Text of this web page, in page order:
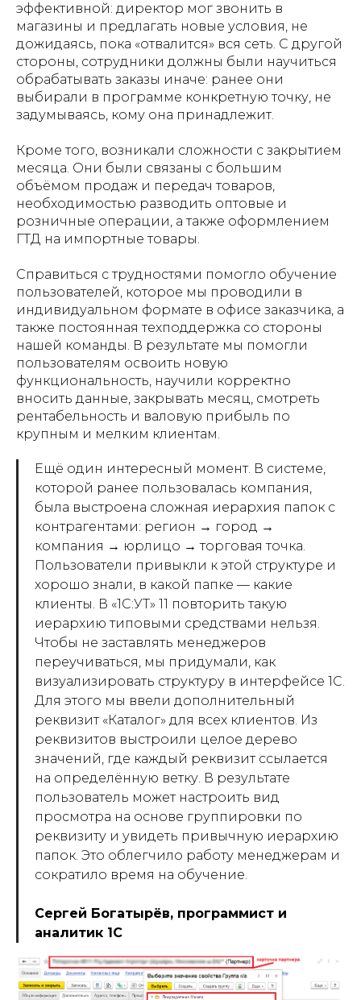
эффективной: директор мог звонить в
магазины и предлагать новые условия, не
дожидаясь, пока «отвалится» вся сеть. С другой
стороны, сотрудники должны были научиться
обрабатывать заказы иначе: ранее они
выбирали в программе конкретную точку, не
задумываясь, кому она принадлежит.
Кроме того, возникали сложности с закрытием
месяца. Они были связаны с большим
объёмом продаж и передач товаров,
необходимостью разводить оптовые и
розничные операции, а также оформлением
ГТД на импортные товары.
Справиться с трудностями помогло обучение
пользователей, которое мы проводили в
индивидуальном формате в офисе заказчика, а
также постоянная техподдержка со стороны
нашей команды. В результате мы помогли
пользователям освоить новую
функциональность, научили корректно
вносить данные, закрывать месяц, смотреть
рентабельность и валовую прибыль по
крупным и мелким клиентам.
Ещё один интересный момент. В системе,
которой ранее пользовалась компания,
была выстроена сложная иерархия папок с
контрагентами: регион → город →
компания → юрлицо → торговая точка.
Пользователи привыкли к этой структуре и
хорошо знали, в какой папке — какие
клиенты. В «1С:УТ» 11 повторить такую
иерархию типовыми средствами нельзя.
Чтобы не заставлять менеджеров
переучиваться, мы придумали, как
визуализировать структуру в интерфейсе 1С.
Для этого мы ввели дополнительный
реквизит «Каталог» для всех клиентов. Из
реквизитов выстроили целое дерево
значений, где каждый реквизит ссылается
на определённую ветку. В результате
пользователь может настроить вид
просмотра на основе группировки по
реквизиту и увидеть привычную иерархию
папок. Это облегчило работу менеджерам и
сократило время на обучение.
Сергей Богатырёв, программист и
аналитик 1С